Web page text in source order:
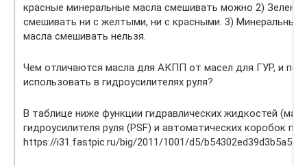
красные минеральные масла смешивать можно 2)
смешивать ни с желтыми, ни с красными. 3) Минеральные
масла смешивать нельзя.
Чем отличаются масла для АКПП от масел для ГУР, и
использовать в гидроусилителях руля?
В таблице ниже функции гидравлических жидкостей
гидроусилителя руля (PSF) и автоматических коробок
https://i31.fastpic.ru/big/2011/1001/d5/